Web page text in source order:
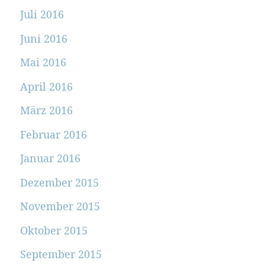
Juli 2016
Juni 2016
Mai 2016
April 2016
März 2016
Februar 2016
Januar 2016
Dezember 2015
November 2015
Oktober 2015
September 2015